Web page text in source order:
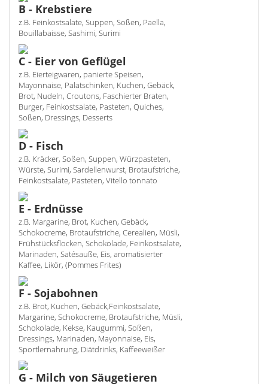
B - Krebstiere
z.B. Feinkostsalate, Suppen, Soßen, Paella,
Bouillabaisse, Sashimi, Surimi
C - Eier von Geflügel
z.B. Eierteigwaren, panierte Speisen,
Mayonnaise, Palatschinken, Kuchen, Gebäck,
Brot, Nudeln, Croutons, Faschierter Braten,
Burger, Feinkostsalate, Pasteten, Quiches,
Soßen, Dressings, Desserts
D - Fisch
z.B. Kräcker, Soßen, Suppen, Würzpasteten,
Würste, Surimi, Sardellenwurst, Brotaufstriche,
Feinkostsalate, Pasteten, Vitello tonnato
E - Erdnüsse
z.B. Margarine, Brot, Kuchen, Gebäck,
Schokocreme, Brotaufstriche, Cerealien, Müsli,
Frühstücksflocken, Schokolade, Feinkostsalate,
Marinaden, Satésauße, Eis, aromatisierter
Kaffee, Likör, (Pommes Frites)
F - Sojabohnen
z.B. Brot, Kuchen, Gebäck,Feinkostsalate,
Margarine, Schokocreme, Brotaufstriche, Müsli,
Schokolade, Kekse, Kaugummi, Soßen,
Dressings, Marinaden, Mayonnaise, Eis,
Sportlernahrung, Diätdrinks, Kaffeeweißer
G - Milch von Säugetieren